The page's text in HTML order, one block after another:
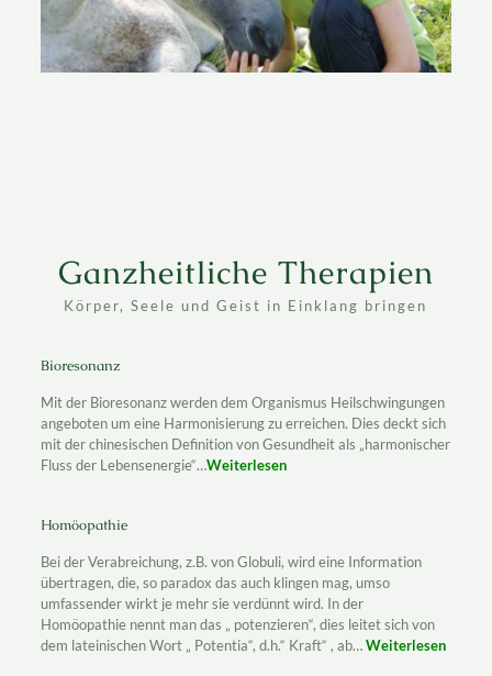
Ganzheitliche Therapien
Körper, Seele und Geist in Einklang bringen
Bioresonanz
Mit der Bioresonanz werden dem Organismus Heilschwingungen
angeboten um eine Harmonisierung zu erreichen. Dies deckt sich
mit der chinesischen Definition von Gesundheit als „harmonischer
Fluss der Lebensenergie“…Weiterlesen
Homöopathie
Bei der Verabreichung, z.B. von Globuli, wird eine Information
übertragen, die, so paradox das auch klingen mag, umso
umfassender wirkt je mehr sie verdünnt wird. In der
Homöopathie nennt man das „ potenzieren“, dies leitet sich von
dem lateinischen Wort „ Potentia“, d.h.“ Kraft“ , ab…Weiterlesen